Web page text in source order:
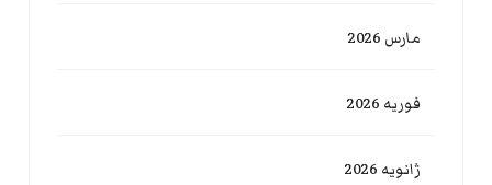
مارس 2026
فوریه 2026
ژانویه 2026